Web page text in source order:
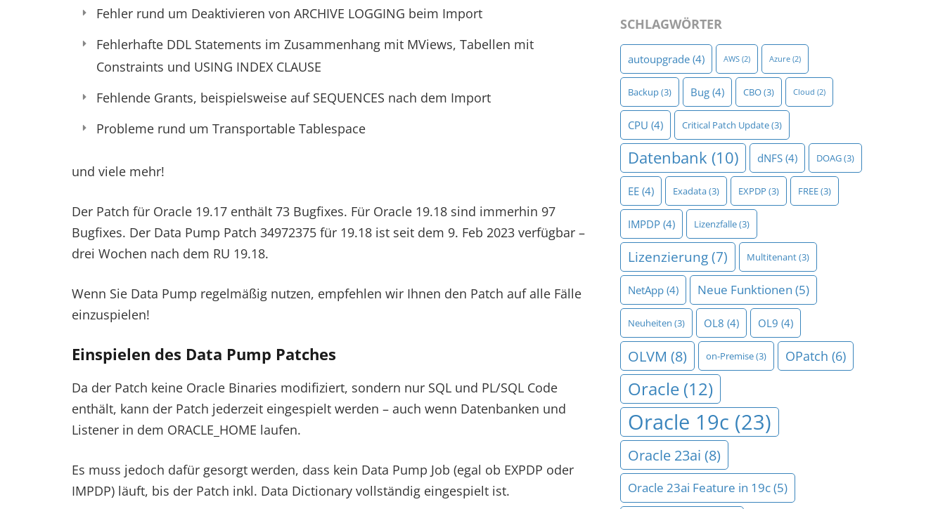
Fehler rund um Deaktivieren von ARCHIVE LOGGING beim Import
Fehlerhafte DDL Statements im Zusammenhang mit MViews, Tabellen mit
Constraints und USING INDEX CLAUSE
Fehlende Grants, beispielsweise auf SEQUENCES nach dem Import
Probleme rund um Transportable Tablespace
und viele mehr!
Der Patch für Oracle 19.17 enthält 73 Bugfixes. Für Oracle 19.18 sind immerhin 97
Bugfixes. Der Data Pump Patch 34972375 für 19.18 ist seit dem 9. Feb 2023 verfügbar –
drei Wochen nach dem RU 19.18.
Wenn Sie Data Pump regelmäßig nutzen, empfehlen wir Ihnen den Patch auf alle Fälle
einzuspielen!
Einspielen des Data Pump Patches
Da der Patch keine Oracle Binaries modifiziert, sondern nur SQL und PL/SQL Code
enthält, kann der Patch jederzeit eingespielt werden – auch wenn Datenbanken und
Listener in dem ORACLE_HOME laufen.
Es muss jedoch dafür gesorgt werden, dass kein Data Pump Job (egal ob EXPDP oder
IMPDP) läuft, bis der Patch inkl. Data Dictionary vollständig eingespielt ist.
SCHLAGWÖRTER
autoupgrade (4) AWS (2) Azure (2)
Backup(3) Bug (4) CBO(3) Cloud (2)
CPU (4) Critical Patch Update(3)
Datenbank (10) dNFS (4) DOAG(3)
EE (4) Exadata(3) EXPDP (3) FREE(3)
IMPDP (4) Lizenzfalle(3)
Lizenzierung(7) Multitenant(3)
NetApp (4) Neue Funktionen (5)
Neuheiten (3) OL8 (4) OL9 (4)
OLVM (8) on-Premise(3) OPatch (6)
Oracle (12)
Oracle 19c (23)
Oracle 23ai (8)
Oracle 23ai Feature in 19c(5)